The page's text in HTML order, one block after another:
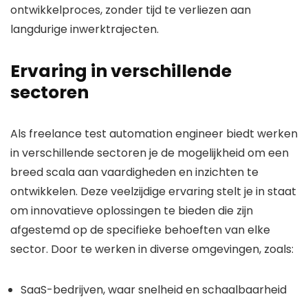
ontwikkelproces, zonder tijd te verliezen aan
langdurige inwerktrajecten.
Ervaring in verschillende
sectoren
Als freelance test automation engineer biedt werken
in verschillende sectoren je de mogelijkheid om een
breed scala aan vaardigheden en inzichten te
ontwikkelen. Deze veelzijdige ervaring stelt je in staat
om innovatieve oplossingen te bieden die zijn
afgestemd op de specifieke behoeften van elke
sector. Door te werken in diverse omgevingen, zoals:
SaaS-bedrijven, waar snelheid en schaalbaarheid